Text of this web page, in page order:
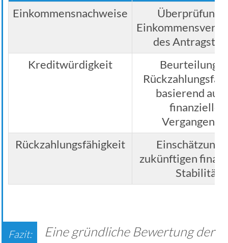
Einkommensnachweise
Überprüfung
des
Kreditwürdigkeit
Beurteilung
basierend auf
finanziellen
Rückzahlungsfähigkeit
Einschätzung
zukünftigen
Stabilität
Eine gründliche Bewertung der